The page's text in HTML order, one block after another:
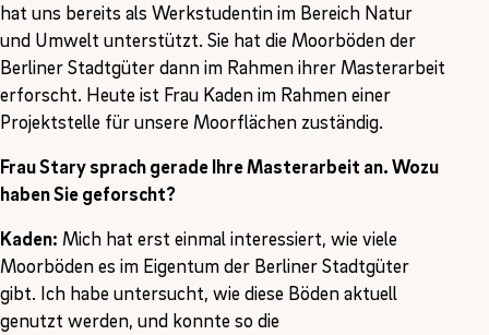
hat uns bereits als Werkstudentin im Bereich Natur
und Umwelt unterstützt. Sie hat die Moorböden der
Berliner Stadtgüter dann im Rahmen ihrer Masterarbeit
erforscht. Heute ist Frau Kaden im Rahmen einer
Projektstelle für unsere Moorflächen zuständig.
Frau Stary sprach gerade Ihre Masterarbeit an. Wozu
haben Sie geforscht?
Kaden: Mich hat erst einmal interessiert, wie viele
Moorböden es im Eigentum der Berliner Stadtgüter
gibt. Ich habe untersucht, wie diese Böden aktuell
genutzt werden, und konnte so die